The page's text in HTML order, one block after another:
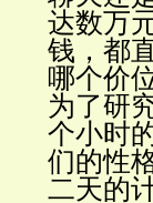
达数万
钱，都
哪个价
为了研
个小时
们的性
二天的